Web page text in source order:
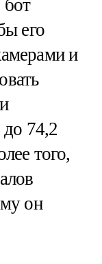
его
и
до 74,2
того,
он